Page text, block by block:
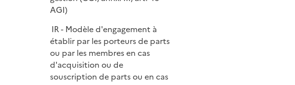
AGI)
IR - Modèle d'engagement à
établir par les porteurs de parts
ou par les membres en cas
d'acquisition ou de
souscription de parts ou en cas